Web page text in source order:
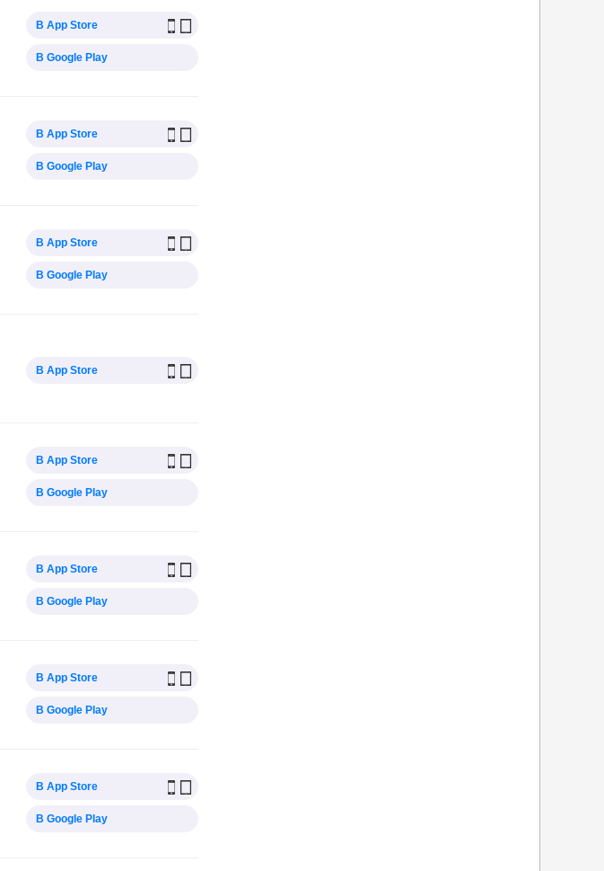
В App Store
В Google Play
В App Store
В Google Play
В App Store
В Google Play
В App Store
В App Store
В Google Play
В App Store
В Google Play
В App Store
В Google Play
В App Store
В Google Play